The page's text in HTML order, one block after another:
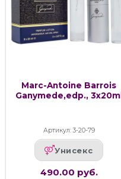
Marc-Antoine Barrois
Ganymede,edp., 3x20ml
Артикул: 3-20-79
Унисекс
490.00 руб.